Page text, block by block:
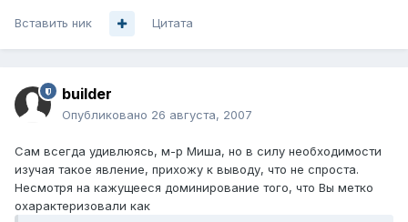
Вставить ник Цитата
builder
Опубликовано 26 августа, 2007
Сам всегда удивлюясь, м-р Миша, но в силу необходимости
изучая такое явление, прихожу к выводу, что не спроста.
Несмотря на кажущееся доминирование того, что Вы метко
охарактеризовали как